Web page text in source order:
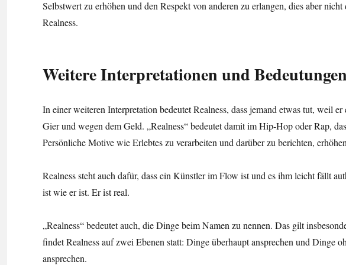
Selbstwert zu erhöhen und den Respekt von anderen zu erlangen, dies aber
Realness.
Weitere Interpretationen und
In einer weiteren Interpretation bedeutet Realness, dass jemand etwas tut, weil
Gier und wegen dem Geld. „Realness“ bedeutet damit im Hip-Hop oder Rap,
Persönliche Motive wie Erlebtes zu verarbeiten und darüber zu berichten,
Realness steht auch dafür, dass ein Künstler im Flow ist und es ihm leicht fällt
ist wie er ist. Er ist real.
„Realness“ bedeutet auch, die Dinge beim Namen zu nennen. Das gilt
findet Realness auf zwei Ebenen statt: Dinge überhaupt ansprechen und Dinge
ansprechen.